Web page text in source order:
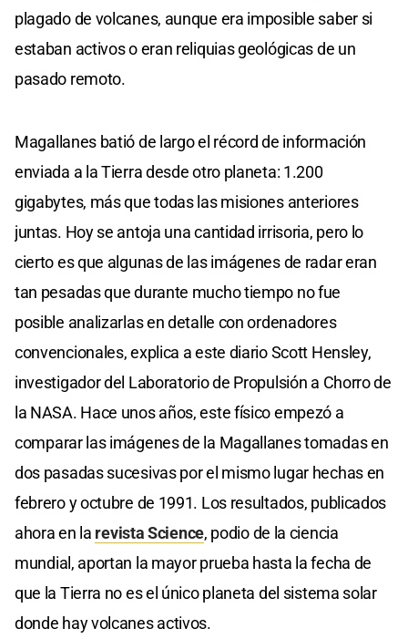
plagado de volcanes, aunque era imposible saber si
estaban activos o eran reliquias geológicas de un
pasado remoto.
Magallanes batió de largo el récord de información
enviada a la Tierra desde otro planeta: 1.200
gigabytes, más que todas las misiones anteriores
juntas. Hoy se antoja una cantidad irrisoria, pero lo
cierto es que algunas de las imágenes de radar eran
tan pesadas que durante mucho tiempo no fue
posible analizarlas en detalle con ordenadores
convencionales, explica a este diario Scott Hensley,
investigador del Laboratorio de Propulsión a Chorro de
la NASA. Hace unos años, este físico empezó a
comparar las imágenes de la Magallanes tomadas en
dos pasadas sucesivas por el mismo lugar hechas en
febrero y octubre de 1991. Los resultados, publicados
ahora en la revista Science, podio de la ciencia
mundial, aportan la mayor prueba hasta la fecha de
que la Tierra no es el único planeta del sistema solar
donde hay volcanes activos.